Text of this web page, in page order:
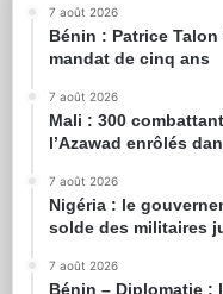
7 août 2026
Bénin : Patrice
mandat de cinq ans
7 août 2026
Mali : 300
l’Azawad enrôlés
7 août 2026
Nigéria : le
solde des militaires
7 août 2026
Bénin – Diplomatie :